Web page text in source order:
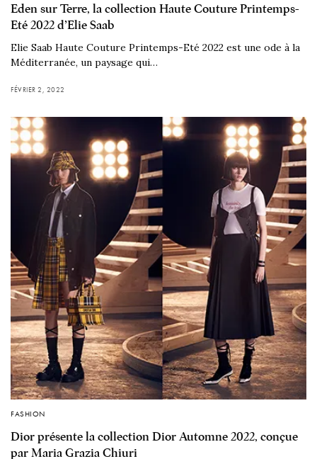
Eden sur Terre, la collection Haute Couture Printemps-
Eté 2022 d’Elie Saab
Elie Saab Haute Couture Printemps-Eté 2022 est une ode à la
Méditerranée, un paysage qui…
FÉVRIER 2, 2022
FASHION
Dior présente la collection Dior Automne 2022, conçue
par Maria Grazia Chiuri